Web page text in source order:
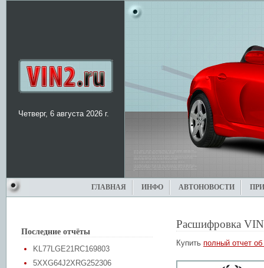
Четверг, 6 августа 2026 г.
ГЛАВНАЯ ИНФО АВТОНОВОСТИ
Последние отчёты
KL77LGE21RC169803
5XXG64J2XRG252306
Расшифровка
Купить полный отчет об